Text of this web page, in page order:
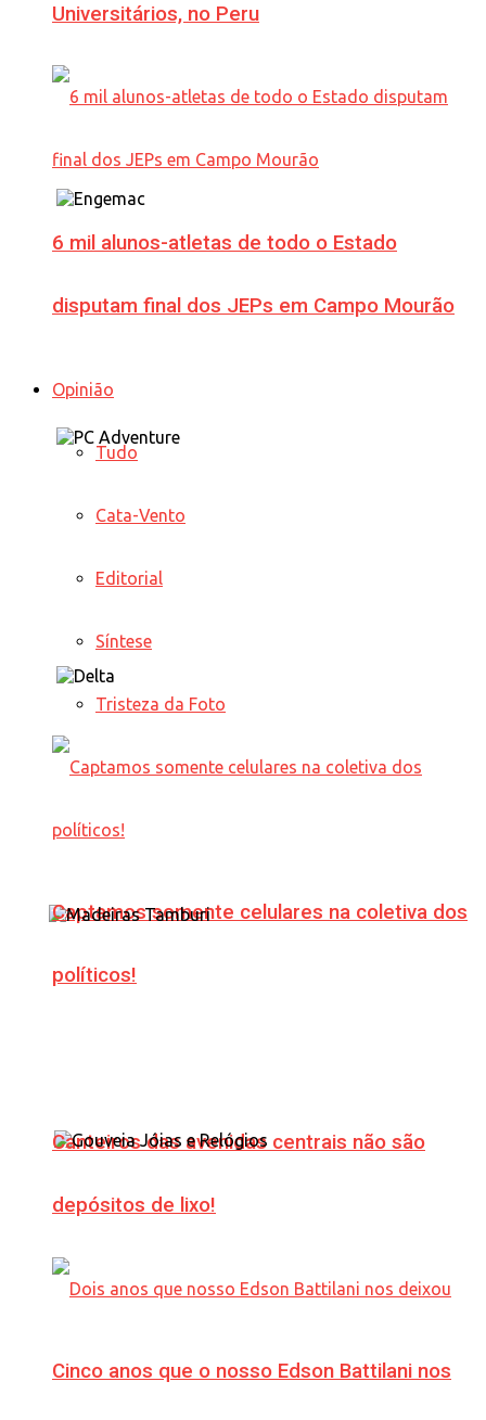
Universitários, no Peru
6 mil alunos-atletas de todo o Estado
disputam final dos JEPs em Campo Mourão
Opinião
Tudo
Cata-Vento
Editorial
Síntese
Tristeza da Foto
Captamos somente celulares na coletiva dos
políticos!
Canteiros das avenidas centrais não são
depósitos de lixo!
Cinco anos que o nosso Edson Battilani nos